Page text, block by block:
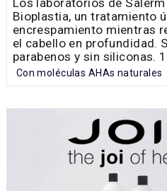
Bioplastia, un tratamiento
encrespamiento mientras
el cabello en profundidad.
parabenos y sin siliconas.
Con moléculas AHAs naturales